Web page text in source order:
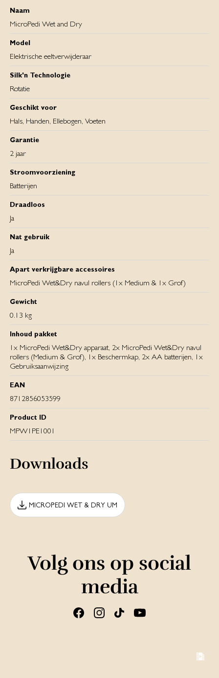
Naam
MicroPedi Wet and Dry
Model
Elektrische eeltverwijderaar
Silk'n Technologie
Rotatie
Geschikt voor
Hals, Handen, Ellebogen, Voeten
Garantie
2 jaar
Stroomvoorziening
Batterijen
Draadloos
Ja
Nat gebruik
Ja
Apart verkrijgbare accessoires
MicroPedi Wet&Dry navul rollers (1x Medium & 1x Grof)
Gewicht
0.13 kg
Inhoud pakket
1x MicroPedi Wet&Dry apparaat, 2x MicroPedi Wet&Dry navul
rollers (Medium & Grof), 1x Beschermkap, 2x AA batterijen, 1x
Gebruiksaanwijzing
EAN
8712856053599
Product ID
MPW1PE1001
Downloads
MICROPEDI WET & DRY UM
Volg ons op social
media